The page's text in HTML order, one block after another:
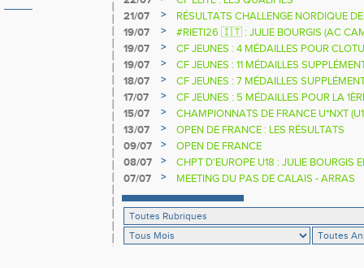
21/07
>
RÉSULTATS CHALLENGE NORDIQUE
2025 2026
19/07 >
#RIETI26 🇮🇹 : JULIE BOURGIS (AC
D'EUROPE U18 DE LA PERCHE
19/07 >
CF JEUNES : 4 MÉDAILLES POUR
19/07
>
CF JEUNES : 11 MÉDAILLES
18/07
>
CF JEUNES : 7 MÉDAILLES
17/07
>
CF JEUNES : 5 MÉDAILLES POUR LA
15/07
>
CHAMPIONNATS DE FRANCE U*NXT
13/07
>
OPEN DE FRANCE : LES RÉSULTATS
09/07
>
OPEN DE FRANCE
08/07
>
CHPT D'EUROPE U18 : JULIE BOURGIS
07/07
> MEETING DU PAS DE CALAIS - ARRAS